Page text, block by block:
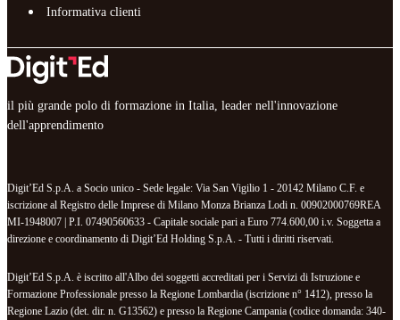
Informativa clienti
il più grande polo di formazione in Italia, leader nell'innovazione
dell'apprendimento
Digit’Ed S.p.A. a Socio unico - Sede legale: Via San Vigilio 1 - 20142 Milano C.F. e
iscrizione al Registro delle Imprese di Milano Monza Brianza Lodi n. 00902000769REA
MI-1948007 | P.I. 07490560633 - Capitale sociale pari a Euro 774.600,00 i.v. Soggetta a
direzione e coordinamento di Digit’Ed Holding S.p.A. - Tutti i diritti riservati.
Digit’Ed S.p.A. è iscritto all'Albo dei soggetti accreditati per i Servizi di Istruzione e
Formazione Professionale presso la Regione Lombardia (iscrizione n° 1412), presso la
Regione Lazio (det. dir. n. G13562) e presso la Regione Campania (codice domanda: 340-